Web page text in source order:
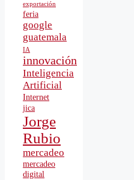
exportación
feria
google
guatemala
IA
innovación
Inteligencia
Artificial
Internet
jica
Jorge
Rubio
mercadeo
mercadeo
digital